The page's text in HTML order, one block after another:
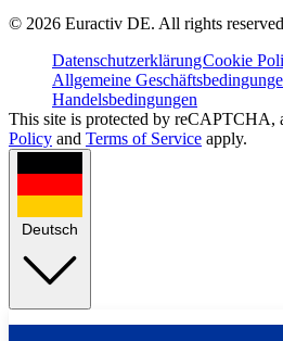
© 2026 Euractiv DE. All rights
DatenschutzerklärungCookie
Allgemeine
Handelsbedingungen
This site is protected by reCAPTCHA,
Policy and Terms of Service apply.
Deutsch